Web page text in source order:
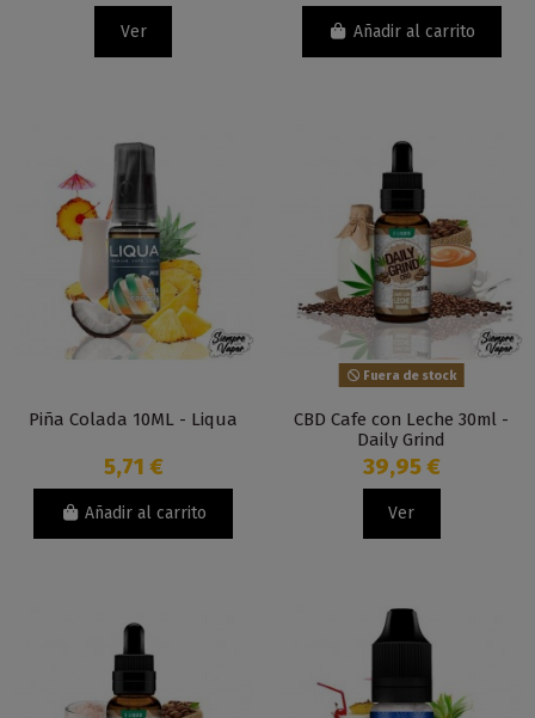
Ver Añadir al carrito
Piña Colada 10ML - Liqua
5,71 €
Añadir al carrito
Fuera de stock
CBD Cafe con Leche 30ml -
Daily Grind
39,95 €
Ver